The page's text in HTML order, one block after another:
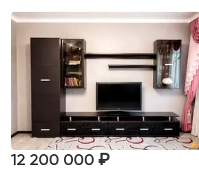
12 200 000 ₽